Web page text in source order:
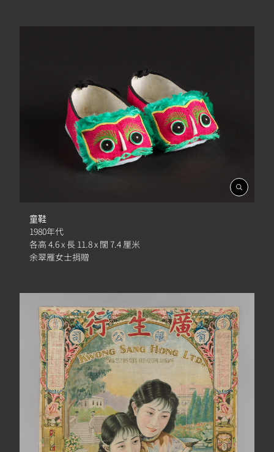
開
啟
童鞋
1980年代
各高 4.6 x 長 11.8 x 闊 7.4 厘米
余翠雁女士捐贈